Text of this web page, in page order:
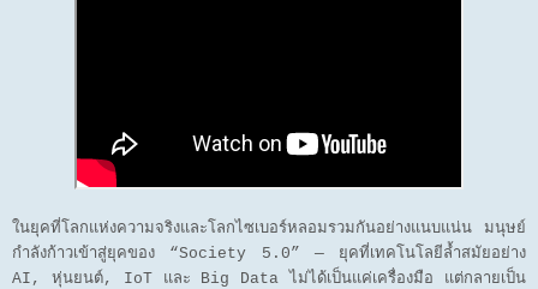
ในยุคที่โลกแห่งความจริงและโลกไซเบอร์หลอมรวมกันอย่างแนบแน่น มนุษย์
กำลังก้าวเข้าสู่ยุคของ “Society 5.0” — ยุคที่เทคโนโลยีล้ำสมัยอย่าง
AI, หุ่นยนต์, IoT และ Big Data ไม่ได้เป็นแค่เครื่องมือ แต่กลายเป็น